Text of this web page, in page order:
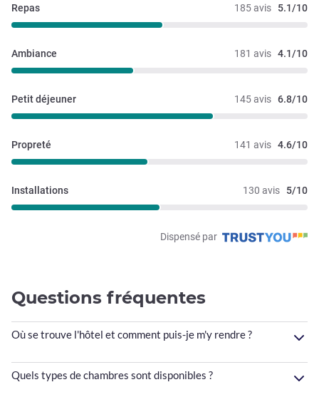
185 avis 5.1/10
Repas
181 avis 4.1/10
Ambiance
145 avis 6.8/10
Petit déjeuner
141 avis 4.6/10
Propreté
130 avis 5/10
Installations
Dispensé par
Questions fréquentes
Où se trouve l'hôtel et comment puis-je m'y rendre ?
Quels types de chambres sont disponibles ?